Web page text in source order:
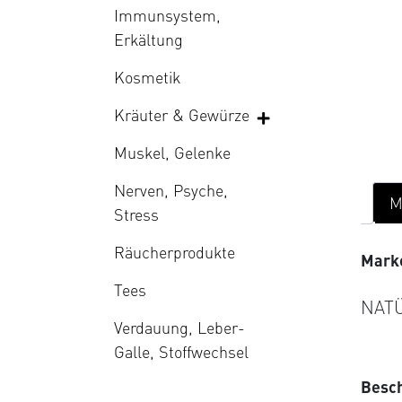
Immunsystem,
Erkältung
Kosmetik
Kräuter & Gewürze
Muskel, Gelenke
Nerven, Psyche,
Stress
Räucherprodukte
Tees
Verdauung, Leber-
Galle, Stoffwechsel